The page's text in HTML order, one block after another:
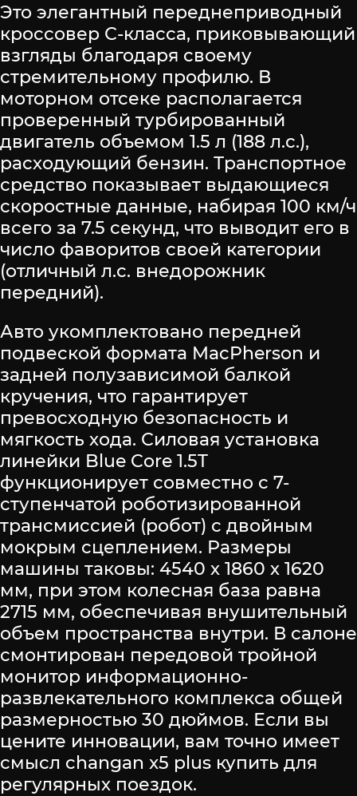
Это элегантный переднеприводный
кроссовер С-класса, приковывающий
взгляды благодаря своему
стремительному профилю. В
моторном отсеке располагается
проверенный турбированный
двигатель объемом 1.5 л (188 л.с.),
расходующий бензин. Транспортное
средство показывает выдающиеся
скоростные данные, набирая 100 км/ч
всего за 7.5 секунд, что выводит его в
число фаворитов своей категории
(отличный л.с. внедорожник
передний).
Авто укомплектовано передней
подвеской формата MacPherson и
задней полузависимой балкой
кручения, что гарантирует
превосходную безопасность и
мягкость хода. Силовая установка
линейки Blue Core 1.5T
функционирует совместно с 7-
ступенчатой роботизированной
трансмиссией (робот) с двойным
мокрым сцеплением. Размеры
машины таковы: 4540 х 1860 х 1620
мм, при этом колесная база равна
2715 мм, обеспечивая внушительный
объем пространства внутри. В салоне
смонтирован передовой тройной
монитор информационно-
развлекательного комплекса общей
размерностью 30 дюймов. Если вы
цените инновации, вам точно имеет
смысл changan x5 plus купить для
регулярных поездок.